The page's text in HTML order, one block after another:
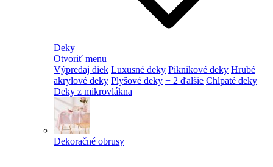
Deky
Otvoriť menu
Výpredaj diek Luxusné deky Piknikové deky Hrubé
akrylové deky Plyšové deky + 2 ďalšie Chlpaté deky
Deky z mikrovlákna
Dekoračné obrusy